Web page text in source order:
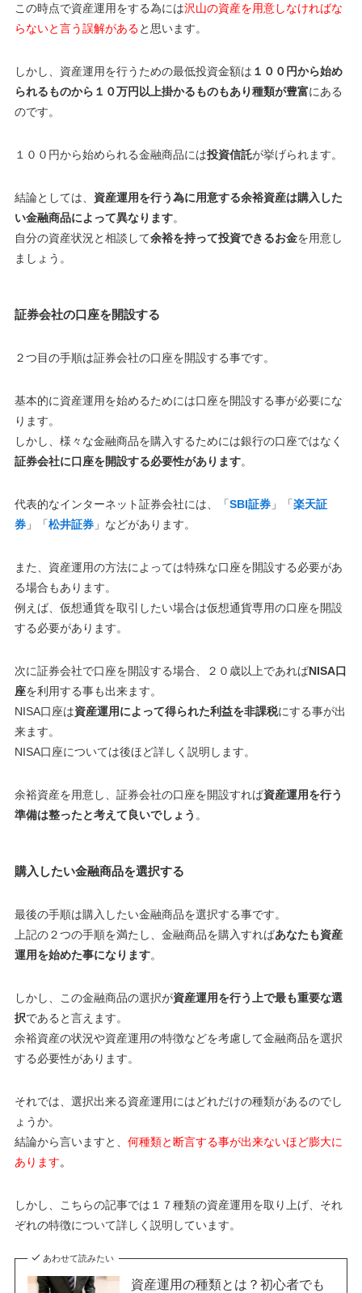
この時点で資産運用をする為には沢山の資産を用意しなければな
らないと言う誤解があると思います。
しかし、資産運用を行うための最低投資金額は １００円から始め
られるものから１０万円以上掛かるものもあり種類が豊富にある
のです。
１００円から始められる金融商品には投資信託が挙げられます。
結論としては、 資産運用を行う為に用意する余裕資産は購入した
い金融商品によって異なります。
自分の資産状況と相談して余裕を持って投資できるお金を用意し
ましょう。
証券会社の口座を開設する
２つ目の手順は証券会社の口座を開設する事です。
基本的に資産運用を始めるためには口座を開設する事が必要にな
ります。
しかし、様々な金融商品を購入するためには銀行の口座ではなく
証券会社に口座を開設する必要性があります。
代表的なインターネット証券会社には、「SBI証券」「楽天証
券」「松井証券」などがあります。
また、資産運用の方法によっては特殊な口座を開設する必要があ
る場合もあります。
例えば、仮想通貨を取引したい場合は仮想通貨専用の口座を開設
する必要があります。
次に証券会社で口座を開設する場合、２０歳以上であればNISA口
座を利用する事も出来ます。
NISA口座は資産運用によって得られた利益を非課税にする事が出
来ます。
NISA口座については後ほど詳しく説明します。
余裕資産を用意し、証券会社の口座を開設すれば資産運用を行う
準備は整ったと考えて良いでしょう 。
購入したい金融商品を選択する
最後の手順は購入したい金融商品を選択する事です。
上記の２つの手順を満たし、金融商品を購入すればあなたも資産
運用を始めた事になります。
しかし、この金融商品の選択が資産運用を行う上で最も重要な選
択であると言えます。
余裕資産の状況や資産運用の特徴などを考慮して金融商品を選択
する必要性があります。
それでは、選択出来る資産運用にはどれだけの種類があるのでし
ょうか。
結論から言いますと、 何種類と断言する事が出来ないほど膨大に
あります。
しかし、こちらの記事では１７種類の資産運用を取り上げ、それ
ぞれの特徴について詳しく説明しています。
あわせて読みたい
資産運用の種類とは？初心者でも